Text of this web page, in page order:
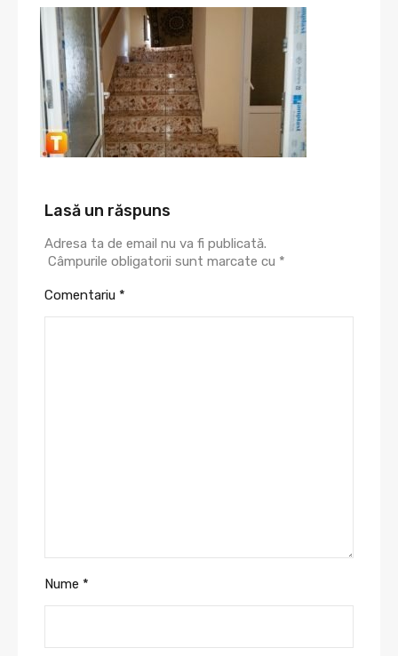
Lasă un răspuns
Adresa ta de email nu va fi publicată.
Câmpurile obligatorii sunt marcate cu *
Comentariu *
Nume *